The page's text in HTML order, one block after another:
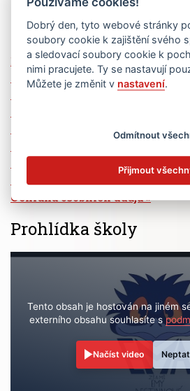
Rychlé odkazy
Elektronická žákovská knížka
Jídelní lístek
Volná pracovní místa
Zřizovatel školy (MČ Praha 6)
Ochrana osobních údajů
Prohlídka školy
Tento obsah je hostován na jiném
externího obsahu souhlasíte s
Načíst video
Dobrý den, tyto webové stránky
soubory cookie k zajištění svého
a sledovací soubory cookie k
nimi pracujete. Ty se nastavují
Můžete je změnit v nastavení.
Odmítnout
Přijmout